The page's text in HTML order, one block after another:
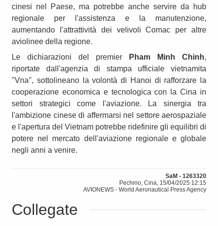
cinesi nel Paese, ma potrebbe anche servire da hub
regionale per l'assistenza e la manutenzione,
aumentando l'attrattività dei velivoli Comac per altre
aviolinee della regione.
Le dichiarazioni del premier
Pham Minh Chinh,
riportate dall'agenzia di stampa ufficiale vietnamita
"Vna", sottolineano la volontà di Hanoi di rafforzare la
cooperazione economica e tecnologica con la Cina in
settori strategici come l'aviazione. La sinergia tra
l'ambizione cinese di affermarsi nel settore aerospaziale
e l'apertura del Vietnam potrebbe ridefinire gli equilibri di
potere nel mercato dell'aviazione regionale e globale
negli anni a venire.
SaM - 1263320
Pechino, Cina, 15/04/2025 12:15
AVIONEWS - World Aeronautical Press Agency
Collegate